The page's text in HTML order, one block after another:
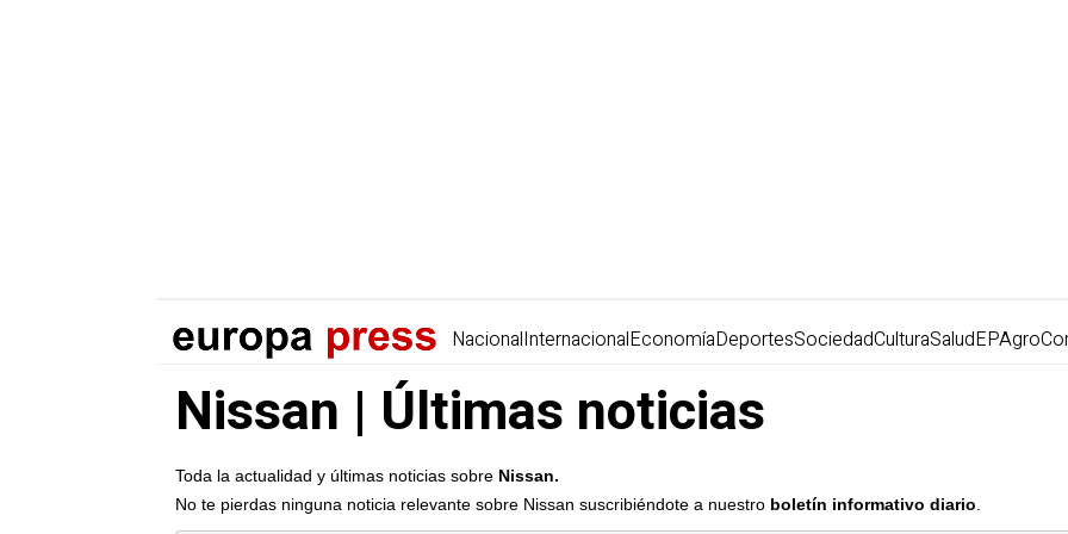
NacionalInternacionalEconomíaDeportesSociedadCulturaSaludEPAgro
Nissan | Últimas noticias
Toda la actualidad y últimas noticias sobre Nissan.
No te pierdas ninguna noticia relevante sobre Nissan suscribiéndote a nuestro boletín informativo diario